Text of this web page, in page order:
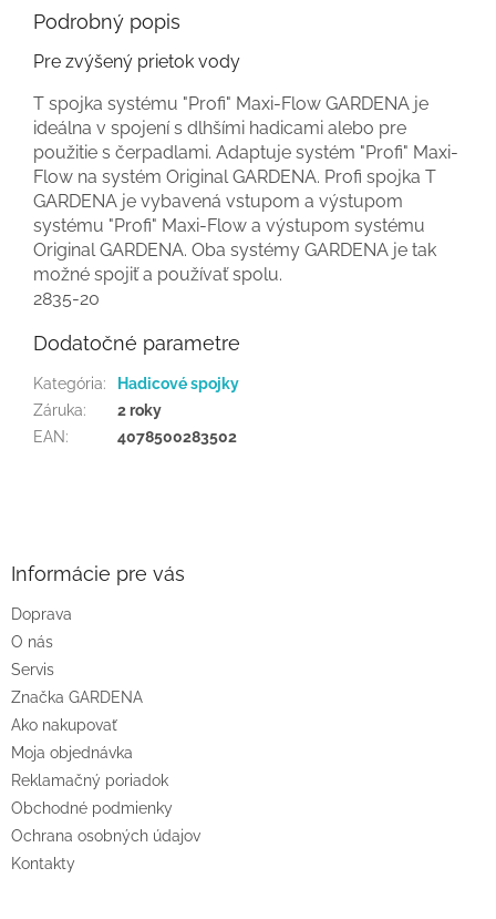
Podrobný popis
Pre zvýšený prietok vody
T spojka systému "Profi" Maxi-Flow GARDENA je
ideálna v spojení s dlhšími hadicami alebo pre
použitie s čerpadlami. Adaptuje systém "Profi" Maxi-
Flow na systém Original GARDENA. Profi spojka T
GARDENA je vybavená vstupom a výstupom
systému "Profi" Maxi-Flow a výstupom systému
Original GARDENA. Oba systémy GARDENA je tak
možné spojiť a používať spolu.
2835-20
Dodatočné parametre
Kategória:
Hadicové spojky
Záruka:
2 roky
EAN: 4078500283502
e
Informácie pre vás
Doprava
O nás
Servis
Značka GARDENA
Ako nakupovať
Moja objednávka
Reklamačný poriadok
Obchodné podmienky
Ochrana osobných údajov
Kontakty